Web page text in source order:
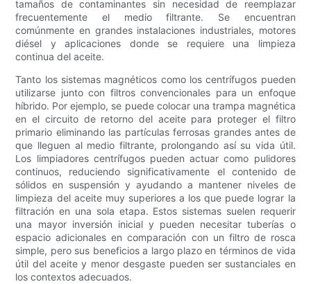
tamaños de contaminantes sin necesidad de reemplazar
frecuentemente el medio filtrante. Se encuentran
comúnmente en grandes instalaciones industriales, motores
diésel y aplicaciones donde se requiere una limpieza
continua del aceite.
Tanto los sistemas magnéticos como los centrífugos pueden
utilizarse junto con filtros convencionales para un enfoque
híbrido. Por ejemplo, se puede colocar una trampa magnética
en el circuito de retorno del aceite para proteger el filtro
primario eliminando las partículas ferrosas grandes antes de
que lleguen al medio filtrante, prolongando así su vida útil.
Los limpiadores centrífugos pueden actuar como pulidores
continuos, reduciendo significativamente el contenido de
sólidos en suspensión y ayudando a mantener niveles de
limpieza del aceite muy superiores a los que puede lograr la
filtración en una sola etapa. Estos sistemas suelen requerir
una mayor inversión inicial y pueden necesitar tuberías o
espacio adicionales en comparación con un filtro de rosca
simple, pero sus beneficios a largo plazo en términos de vida
útil del aceite y menor desgaste pueden ser sustanciales en
los contextos adecuados.